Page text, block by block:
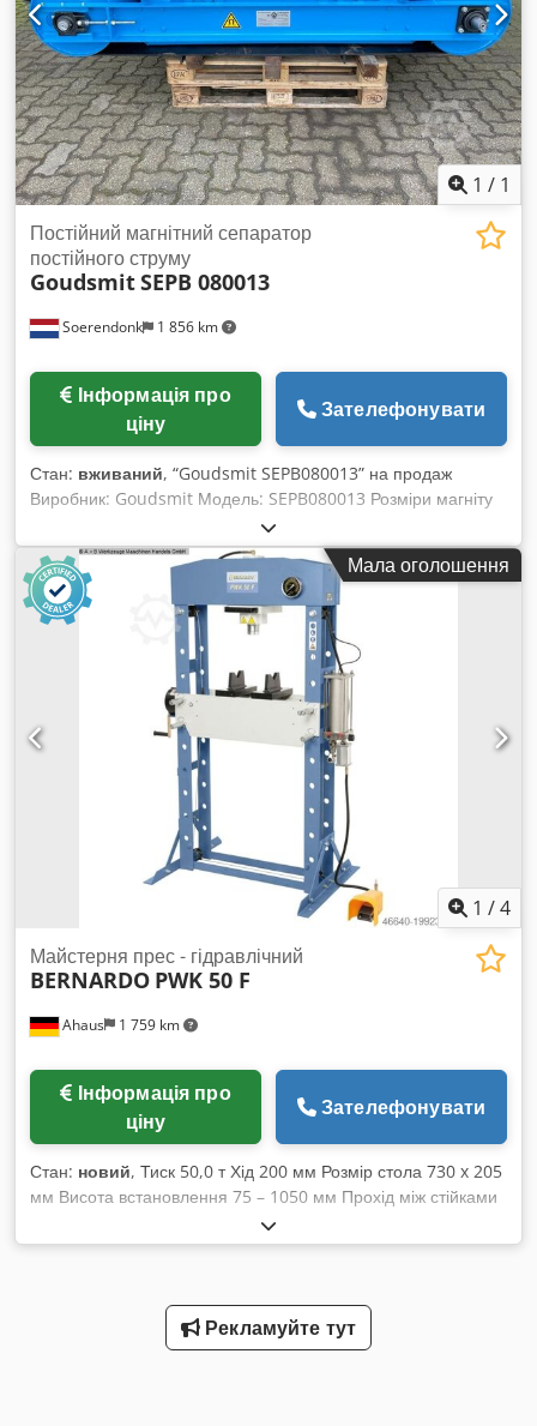
1 / 1
Soerendonk 1 856 km
Постійний магнітний сепаратор
постійного струму
GoudsmitSEPB 080013
ціну
Зателефонувати
Стан: вживаний, “Goudsmit SEPB080013” на продаж
Виробник: Goudsmit Модель: SEPB080013 Розміри магніту
(Д x Ш x В): 1.040 x 602 x 251 мм. Відстань розміщення (AA):
приблизно 1.550 мм. Codpor Dtauefx Aamorf Гумовий
транспортер: 650 мм (новий).
Мала оголошення
1 /4
Ahaus 1 759 km
Майстерня прес - гідравлічний
BERNARDO PWK 50 F
ціну
Зателефонувати
Стан: новий, Тиск 50,0 т Хід 200 мм Розмір стола 730 x 205
мм Висота встановлення 75 – 1050 мм Прохід між стійками
між напрямними 730 мм Вага машини прибл. 292 кг
Габаритні розміри (Д-Ш-В) 1040 x 800 x 1880 мм Опис: -
вибором: вручну або пневматично - Потужні майстерні
преси для столярних і ремонтних майстерень - Оптимальне
Рекламуйте тут